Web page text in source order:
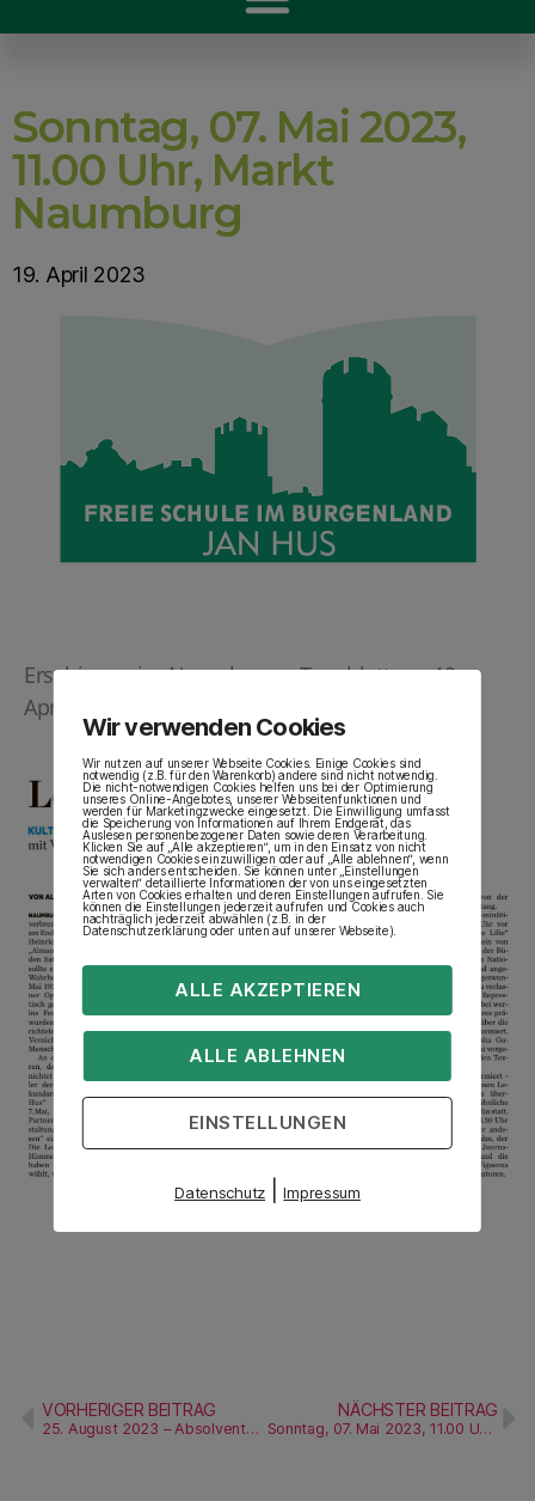
Sonntag, 07. Mai 2023,
11.00 Uhr, Markt
Naumburg
19. April 2023
Erschienen im Naumburger Tageblatt am 19.
April 2023, Seite 13
VORHERIGER BEITRAG
25. August 2023 – Absolvententreffen
NÄCHSTER BEITRAG
Sonntag, 07. Mai 2023, 11.00 Uhr, Markt Naumburg
Wir verwenden Cookies
Wir nutzen auf unserer Webseite Cookies. Einige Cookies sind
notwendig (z.B. für den Warenkorb) andere sind nicht notwendig.
Die nicht-notwendigen Cookies helfen uns bei der Optimierung
unseres Online-Angebotes, unserer Webseitenfunktionen und
werden für Marketingzwecke eingesetzt. Die Einwilligung umfasst
die Speicherung von Informationen auf Ihrem Endgerät, das
Auslesen personenbezogener Daten sowie deren Verarbeitung.
Klicken Sie auf „Alle akzeptieren“, um in den Einsatz von nicht
notwendigen Cookies einzuwilligen oder auf „Alle ablehnen“, wenn
Sie sich anders entscheiden. Sie können unter „Einstellungen
verwalten“ detaillierte Informationen der von uns eingesetzten
Arten von Cookies erhalten und deren Einstellungen aufrufen. Sie
können die Einstellungen jederzeit aufrufen und Cookies auch
nachträglich jederzeit abwählen (z.B. in der
Datenschutzerklärung oder unten auf unserer Webseite).
ALLE AKZEPTIEREN
ALLE ABLEHNEN
EINSTELLUNGEN
Datenschutz |Impressum